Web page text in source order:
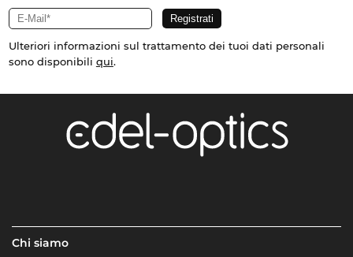
Ulteriori informazioni sul trattamento dei tuoi dati personali
sono disponibili qui.
Chi siamo